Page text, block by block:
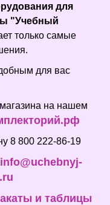
для
"Учебный
только самые
для вас
на нашем
8 800 222-86-19
info@uchebnyj-
и таблицы